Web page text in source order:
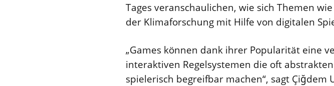
Tages veranschaulichen, wie sich Themen
der Klimaforschung mit Hilfe von digitalen
„Games können dank ihrer Popularität eine
interaktiven Regelsystemen die oft
spielerisch begreifbar machen“, sagt